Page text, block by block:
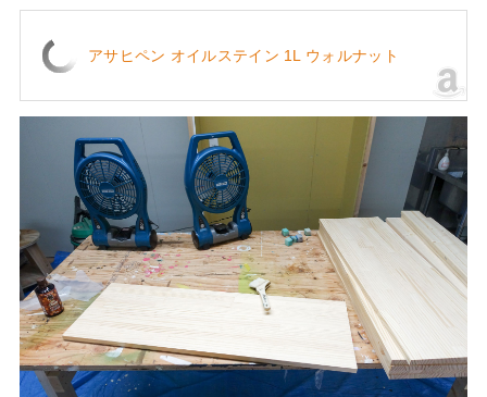
アサヒペン オイルステイン 1L ウォルナット